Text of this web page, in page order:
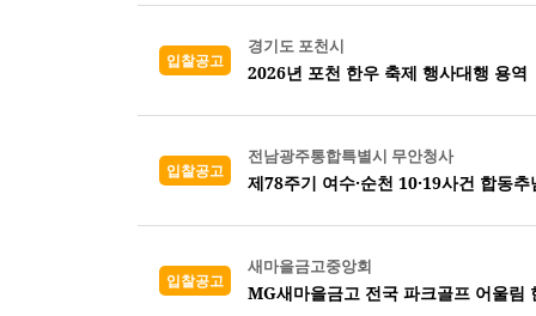
입찰공고
경기도 포천시
2026년 포천 한우 축제 행사대행 용역
입찰공고
전남광주통합특별시 무안청사
제78주기 여수·순천 10·19사건 합동
입찰공고
새마을금고중앙회
MG새마을금고 전국 파크골프 어울림